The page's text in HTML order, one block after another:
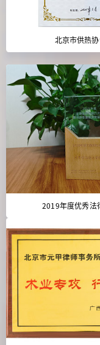
北京市供热
2019年度优秀法